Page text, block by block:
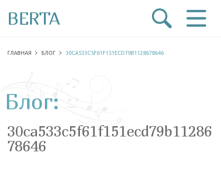
BERTA
ГЛАВНАЯ БЛОГ 30CA533C5F61F151ECD79B1128678646
Блог:
30ca533c5f61f151ecd79b11286
78646